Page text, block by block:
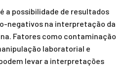
a possibilidade de resultados
negativos na interpretação da
Fatores como contaminação
laboratorial e
levar a interpretações